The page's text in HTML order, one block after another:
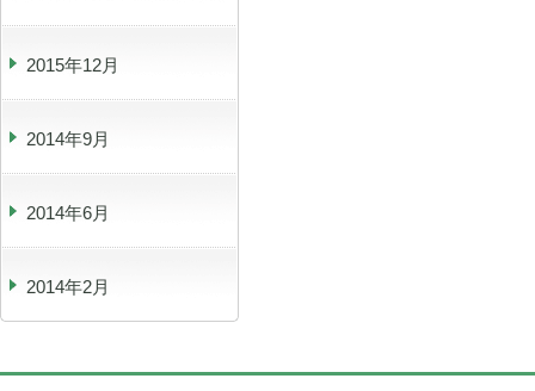
2015年12月
2014年9月
2014年6月
2014年2月